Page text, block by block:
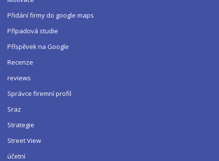
Přidání firmy do google maps
Případová studie
Příspěvek na Google
Recenze
reviews
Správce firemní profil
Sraz
Strategie
Street View
účetní